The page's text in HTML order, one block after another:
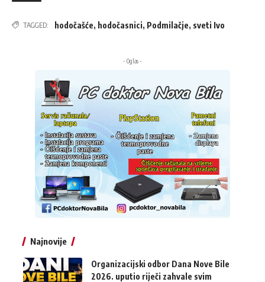
TAGGED: hodočašće, hodočasnici, Podmilačje, sveti Ivo
- Oglas -
Najnovije
Organizacijski odbor Dana Nove Bile
2026. uputio riječi zahvale svim